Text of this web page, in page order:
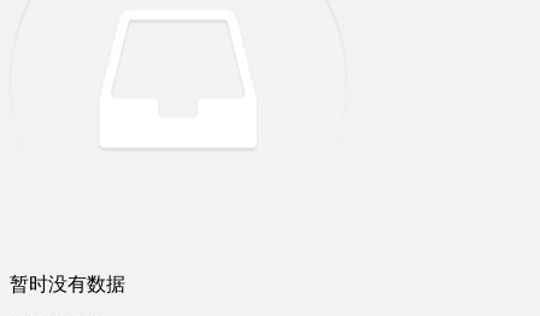
暂时没有数据